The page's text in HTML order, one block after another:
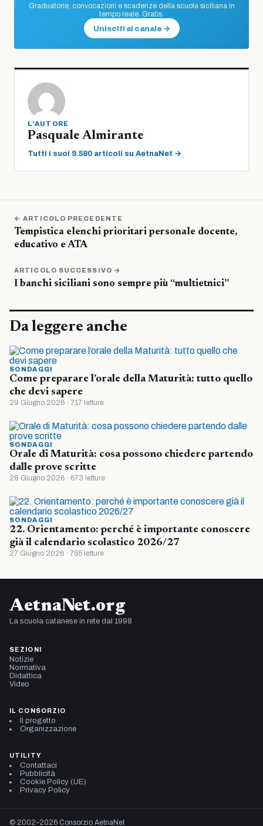
Graduatorie, convocazioni e scadenze della scuola siciliana in
tempo reale. Gratis.
Unisciti al canale →
L'AUTORE
Pasquale Almirante
Tutti i suoi 9.580 articoli su AetnaNet →
← ARTICOLO PRECEDENTE
Tempistica elenchi prioritari personale docente,
educativo e ATA
ARTICOLO SUCCESSIVO →
I banchi siciliani sono sempre più “multietnici”
Da leggere anche
SONDAGGI
Come preparare l’orale della Maturità: tutto quello
che devi sapere
29 Giugno 2026 · 717 letture
SONDAGGI
Orale di Maturità: cosa possono chiedere partendo
dalle prove scritte
28 Giugno 2026 · 673 letture
SONDAGGI
22. Orientamento: perché è importante conoscere
già il calendario scolastico 2026/27
27 Giugno 2026 · 755 letture
AetnaNet.org
La scuola catanese in rete dal 1998
SEZIONI
Notizie
Normativa
Didattica
Video
IL CONSORZIO
Il progetto
Organizzazione
UTILITY
Contattaci
Pubblicità
Cookie Policy (UE)
Privacy Policy
© 2002–2026 Consorzio AetnaNet